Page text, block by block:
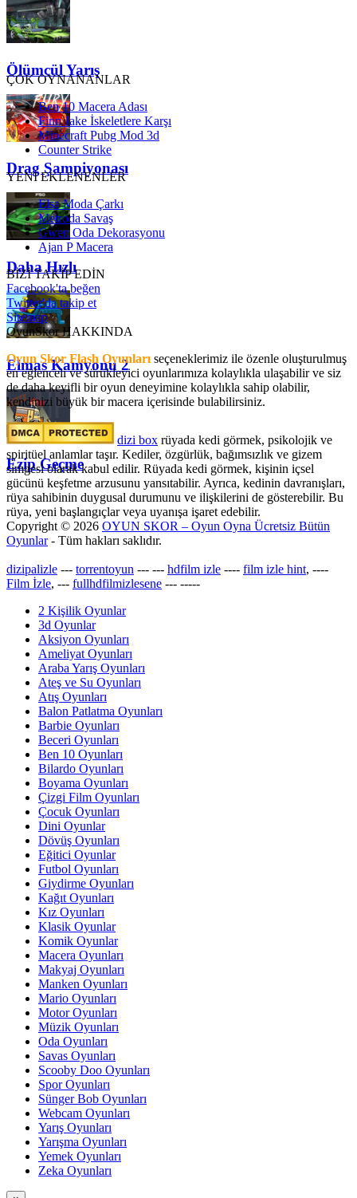
Ölümcül Yarış
Drag Şampiyonası
Daha Hızlı
Elmas Kamyonu 2
Ezip Geçme
ÇOK OYNANANLAR
Ben 10 Macera Adası
Finn Jake İskeletlere Karşı
Minecraft Pubg Mod 3d
Counter Strike
YENİ EKLENENLER
Elsa Moda Çarkı
Metroda Savaş
Gwen Oda Dekorasyonu
Ajan P Macera
BİZİ TAKİP EDİN
Facebook'ta beğen
Twitter'da takip et
Sitemap
OyunSkor HAKKINDA
Oyun Skor Flash Oyunları seçeneklerimiz ile özenle oluşturulmuş
en eğlenceli ve sürükleyici oyunlarımıza kolaylıkla ulaşabilir ve siz
de daha keyifli bir oyun deneyimine kolaylıkla sahip olabilir,
kendinizi büyük bir macera içerisinde bulabilirsiniz.
dizi box rüyada kedi görmek​, psikolojik ve
spiritüel anlamlar taşır. Kediler, özgürlük, bağımsızlık ve gizem
simgesi olarak kabul edilir. Rüyada kedi görmek, kişinin içsel
gücünü keşfetme arzusunu yansıtabilir. Ayrıca, kedinin davranışları,
rüya sahibinin duygusal durumunu ve ilişkilerini de gösterebilir. Bu
rüya, yeni başlangıçlar veya uyanışa işaret edebilir.
Copyright © 2026 OYUN SKOR – Oyun Oyna Ücretsiz Bütün
Oyunlar- Tüm hakları saklıdır.
dizipalizle --- torrentoyun --- --- hdfilm izle ---- film izle hint, ----
Film İzle, --- fullhdfilmizlesene --- -----
2 Kişilik Oyunlar
3d Oyunlar
Aksiyon Oyunları
Ameliyat Oyunları
Araba Yarış Oyunları
Ateş ve Su Oyunları
Atış Oyunları
Balon Patlatma Oyunları
Barbie Oyunları
Beceri Oyunları
Ben 10 Oyunları
Bilardo Oyunları
Boyama Oyunları
Çizgi Film Oyunları
Çocuk Oyunları
Dini Oyunlar
Dövüş Oyunları
Eğitici Oyunlar
Futbol Oyunları
Giydirme Oyunları
Kağıt Oyunları
Kız Oyunları
Klasik Oyunlar
Komik Oyunlar
Macera Oyunları
Makyaj Oyunları
Manken Oyunları
Mario Oyunları
Motor Oyunları
Müzik Oyunları
Oda Oyunları
Savas Oyunları
Scooby Doo Oyunları
Spor Oyunları
Sünger Bob Oyunları
Webcam Oyunları
Yarış Oyunları
Yarışma Oyunları
Yemek Oyunları
Zeka Oyunları